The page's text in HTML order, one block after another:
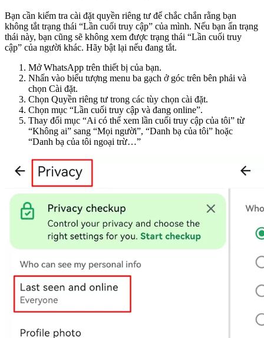
Bạn cần kiểm tra cài đặt quyền riêng tư để chắc chắn rằng bạn
không tắt trạng thái “Lần cuối truy cập” của mình. Nếu bạn ẩn trạng
thái này, bạn cũng sẽ không xem được trạng thái “Lần cuối truy
cập” của người khác. Hãy bật lại nếu đang tắt.
Mở WhatsApp trên thiết bị của bạn.
Nhấn vào biểu tượng menu ba gạch ở góc trên bên phải và
chọn Cài đặt.
Chọn Quyền riêng tư trong các tùy chọn cài đặt.
Chọn mục “Lần cuối truy cập và đang online”.
Thay đổi mục “Ai có thể xem lần cuối truy cập của tôi” từ
“Không ai” sang “Mọi người”, “Danh bạ của tôi” hoặc
“Danh bạ của tôi ngoại trừ…”